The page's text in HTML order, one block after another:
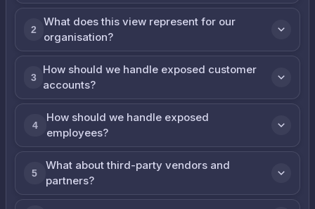
2
What does this view represent for our
organisation?
3
How should we handle exposed customer
accounts?
4
How should we handle exposed
employees?
5
What about third-party vendors and
partners?